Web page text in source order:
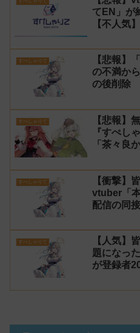
てEN」が
【不人気】
すぺしゃりて
【悲報】
の不満か
の後削除
すぺしゃりて
【悲報】
『すぺし
「茶々良
すぺしゃりて
【衝撃】
vtuber「
配信の同
すぺしゃりて
【人気】
題になっ
が登録者